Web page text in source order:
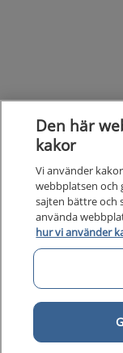
Den här
kakor
Vi använder
webbplatsen och
sajten bättre och
använda
hur vi använder